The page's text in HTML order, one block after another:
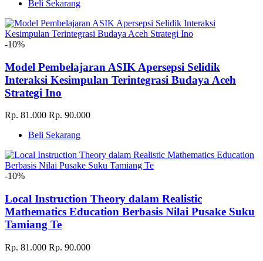
Beli Sekarang
-10%
Model Pembelajaran ASIK Apersepsi Selidik
Interaksi Kesimpulan Terintegrasi Budaya Aceh
Strategi Ino
Rp. 81.000 Rp. 90.000
Beli Sekarang
-10%
Local Instruction Theory dalam Realistic
Mathematics Education Berbasis Nilai Pusake Suku
Tamiang Te
Rp. 81.000 Rp. 90.000